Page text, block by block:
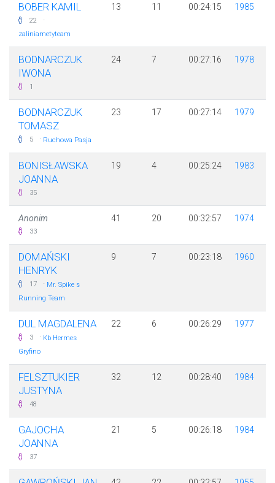
BOBER KAMIL
22 ·
zaliniametyteam
13 11 00:24:15 1985
BODNARCZUK
IWONA
1
24 7 00:27:16 1978
BODNARCZUK
TOMASZ
5 · Ruchowa Pasja
23 17 00:27:14 1979
BONISŁAWSKA
JOANNA
35
19 4 00:25:24 1983
Anonim
33
41 20 00:32:57 1974
DOMAŃSKI
HENRYK
17 · Mr. Spike s
Running Team
9 7 00:23:18 1960
DUL MAGDALENA
3 · Kb Hermes
Gryfino
22 6 00:26:29 1977
FELSZTUKIER
JUSTYNA
48
32 12 00:28:40 1984
GAJOCHA
JOANNA
37
21 5 00:26:18 1984